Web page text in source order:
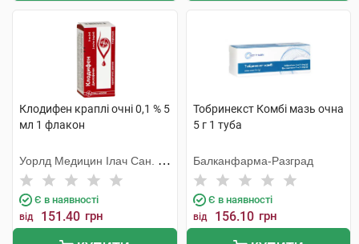
Клодифен краплі очні 0,1 % 5
мл 1 флакон
Уорлд Медицин Ілач Сан. Ве
Тідж
Є в наявності
від 151.40 грн
Тобринекст Комбі мазь очна
5 г 1 туба
Балканфарма-Разград
Є в наявності
від 156.10 грн